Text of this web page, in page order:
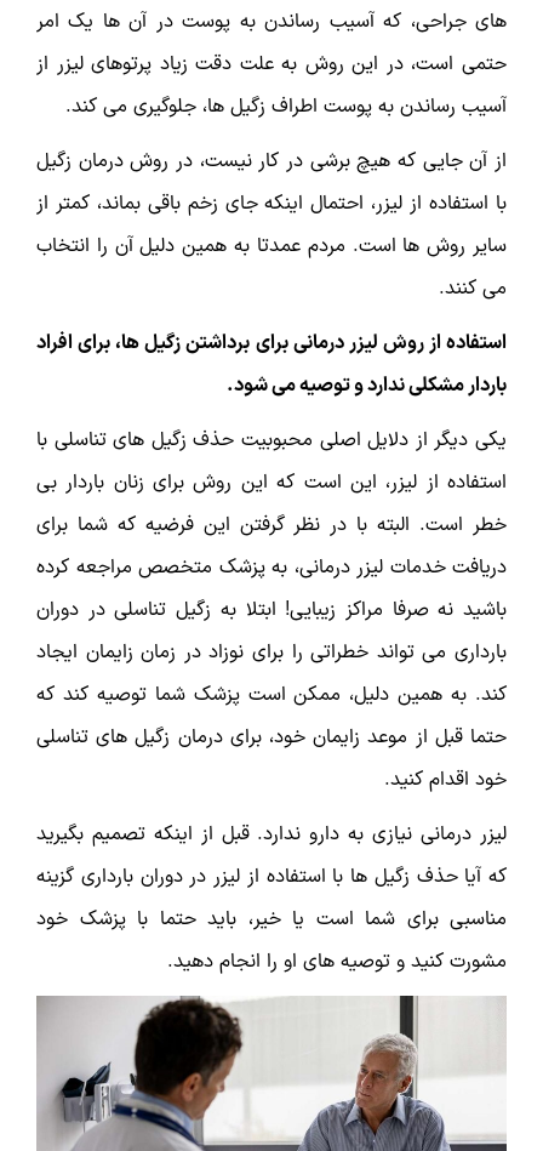
های جراحی، که آسیب رساندن به پوست در آن ها یک امر
حتمی است، در این روش به علت دقت زیاد پرتوهای لیزر از
آسیب رساندن به پوست اطراف زگیل ها، جلوگیری می کند.
از آن جایی که هیچ برشی در کار نیست، در روش درمان زگیل
با استفاده از لیزر، احتمال اینکه جای زخم باقی بماند، کمتر از
سایر روش ها است. مردم عمدتا به همین دلیل آن را انتخاب
می کنند.
استفاده از روش لیزر درمانی برای برداشتن زگیل ها، برای افراد
باردار مشکلی ندارد و توصیه می شود.
یکی دیگر از دلایل اصلی محبوبیت حذف زگیل های تناسلی با
استفاده از لیزر، این است که این روش برای زنان باردار بی
خطر است. البته با در نظر گرفتن این فرضیه که شما برای
دریافت خدمات لیزر درمانی، به پزشک متخصص مراجعه کرده
باشید نه صرفا مراکز زیبایی! ابتلا به زگیل تناسلی در دوران
بارداری می تواند خطراتی را برای نوزاد در زمان زایمان ایجاد
کند. به همین دلیل، ممکن است پزشک شما توصیه کند که
حتما قبل از موعد زایمان خود، برای درمان زگیل های تناسلی
خود اقدام کنید.
لیزر درمانی نیازی به دارو ندارد. قبل از اینکه تصمیم بگیرید
که آیا حذف زگیل ها با استفاده از لیزر در دوران بارداری گزینه
مناسبی برای شما است یا خیر، باید حتما با پزشک خود
مشورت کنید و توصیه های او را انجام دهید.